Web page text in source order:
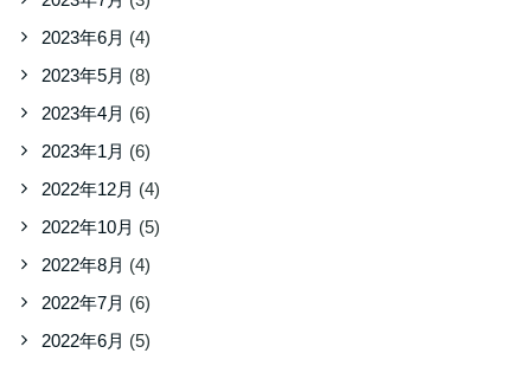
2023年6月 (4)
2023年5月 (8)
2023年4月 (6)
2023年1月 (6)
2022年12月 (4)
2022年10月 (5)
2022年8月 (4)
2022年7月 (6)
2022年6月 (5)